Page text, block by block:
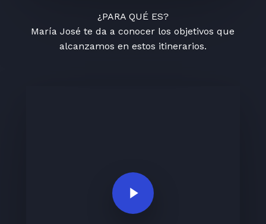
¿PARA QUÉ ES?
María José te da a conocer los objetivos que
alcanzamos en estos itinerarios.
Play Video